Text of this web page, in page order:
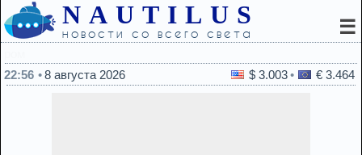
NAUTILUS
новости со всего света ☰
22:56
8 августа 2026 $ 3.003 € 3.464